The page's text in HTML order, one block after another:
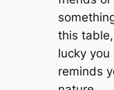
this
lucky
reminds